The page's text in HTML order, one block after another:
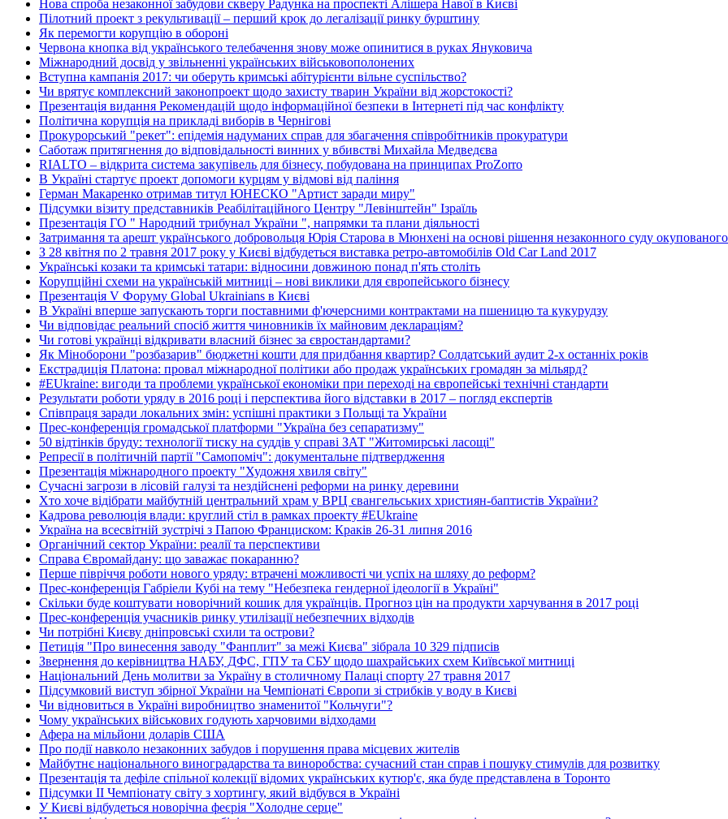
Нова спроба незаконної забудови скверу Радунка на проспекті Алішера Навої в Києві
Пілотний проект з рекультивації – перший крок до легалізації ринку бурштину
Як перемогти корупцію в обороні
Червона кнопка від українського телебачення знову може опинитися в руках Януковича
Міжнародний досвід у звільненні українських військовополонених
Вступна кампанія 2017: чи оберуть кримські абітурієнти вільне суспільство?
Чи врятує комплексний законопроект щодо захисту тварин України від жорстокості?
Презентація видання Рекомендацій щодо інформаційної безпеки в Інтернеті під час конфлікту
Політична корупція на прикладі виборів в Чернігові
Прокурорський "рекет": епідемія надуманих справ для збагачення співробітників прокуратури
Саботаж притягнення до відповідальності винних у вбивстві Михайла Медведєва
RIALTO – відкрита система закупівель для бізнесу, побудована на принципах ProZorro
В Україні стартує проект допомоги курцям у відмові від паління
Герман Макаренко отримав титул ЮНЕСКО "Артист заради миру"
Підсумки візиту представників Реабілітаційного Центру "Левінштейн" Ізраїль
Презентація ГО " Народний трибунал України ", напрямки та плани діяльності
Затримання та арешт українського добровольця Юрія Старова в Мюнхені на основі рішення незаконного суду
З 28 квітня по 2 травня 2017 року у Києві відбудеться виставка ретро-автомобілів Old Car Land 2017
Українські козаки та кримські татари: відносини довжиною понад п'ять століть
Корупційні схеми на українській митниці – нові виклики для європейського бізнесу
Презентація V Форуму Global Ukrainians в Києві
В Україні вперше запускають торги поставними ф'ючерсними контрактами на пшеницю та кукурудзу
Чи відповідає реальний спосіб життя чиновників їх майновим деклараціям?
Чи готові українці відкривати власний бізнес за євростандартами?
Як Міноборони "розбазарив" бюджетні кошти для придбання квартир? Солдатський аудит 2-х останніх років
Екстрадиція Платона: провал міжнародної політики або продаж українських громадян за мільярд?
#EUkraine: вигоди та проблеми української економіки при переході на європейські технічні стандарти
Результати роботи уряду в 2016 році і перспектива його відставки в 2017 – погляд експертів
Співпраця заради локальних змін: успішні практики з Польщі та України
Прес-конференція громадської платформи "Україна без сепаратизму"
50 відтінків бруду: технології тиску на суддів у справі ЗАТ "Житомирські ласощі"
Репресії в політичній партії "Самопоміч": документальне підтвердження
Презентація міжнародного проекту "Художня хвиля світу"
Сучасні загрози в лісовій галузі та нездійснені реформи на ринку деревини
Хто хоче відібрати майбутній центральний храм у ВРЦ євангельських християн-баптистів України?
Кадрова революція влади: круглий стіл в рамках проекту #EUkraine
Україна на всесвітній зустрічі з Папою Франциском: Краків 26-31 липня 2016
Органічний сектор України: реалії та перспективи
Справа Євромайдану: що заважає покаранню?
Перше півріччя роботи нового уряду: втрачені можливості чи успіх на шляху до реформ?
Прес-конференція Габріели Кубі на тему "Небезпека гендерної ідеології в Україні"
Скільки буде коштувати новорічний кошик для українців. Прогноз цін на продукти харчування в 2017 році
Прес-конференція учасників ринку утилізації небезпечних відходів
Чи потрібні Києву дніпровські схили та острови?
Петиція "Про винесення заводу "Фанплит" за межі Києва" зібрала 10 329 підписів
Звернення до керівництва НАБУ, ДФС, ГПУ та СБУ щодо шахрайських схем Київської митниці
Національний День молитви за Україну в столичному Палаці спорту 27 травня 2017
Підсумковий виступ збірної України на Чемпіонаті Європи зі стрибків у воду в Києві
Чи відновиться в Україні виробництво знаменитої "Кольчуги"?
Чому українських військових годують харчовими відходами
Афера на мільйони доларів США
Про події навколо незаконних забудов і порушення права місцевих жителів
Майбутнє національного виноградарства та виноробства: сучасний стан справ і пошуку стимулів для розвитку
Презентація та дефіле спільної колекції відомих українських кутюр'є, яка буде представлена в Торонто
Підсумки ІІ Чемпіонату світу з хортингу, який відбувся в Україні
У Києві відбудеться новорічна феєрія "Холодне серце"